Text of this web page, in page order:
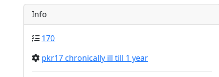
Info
170
pkr17 chronically ill till 1 year